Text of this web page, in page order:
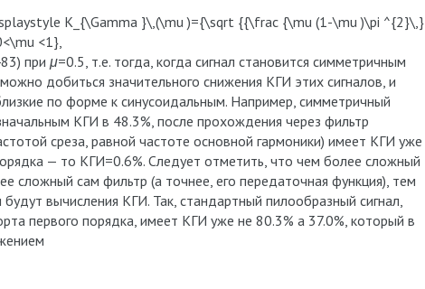
K_{\Gamma }\,(\mu )={\sqrt {{\frac {\mu (1-\mu )\pi ^{2}\,}
<1},
при μ=0.5, т.е. тогда, когда сигнал становится симметричным
добиться значительного снижения КГИ этих сигналов, и
по форме к синусоидальным. Например, симметричный
КГИ в 48.3%, после прохождения через фильтр
среза, равной частоте основной гармоники) имеет КГИ уже
— то КГИ=0.6%. Следует отметить, что чем более сложный
сложный сам фильтр (а точнее, его передаточная функция), тем
вычисления КГИ. Так, стандартный пилообразный сигнал,
первого порядка, имеет КГИ уже не 80.3% а 37.0%, который в